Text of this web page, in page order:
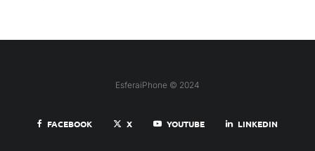
EsferaiPhone © 2024
FACEBOOK X YOUTUBE LINKEDIN